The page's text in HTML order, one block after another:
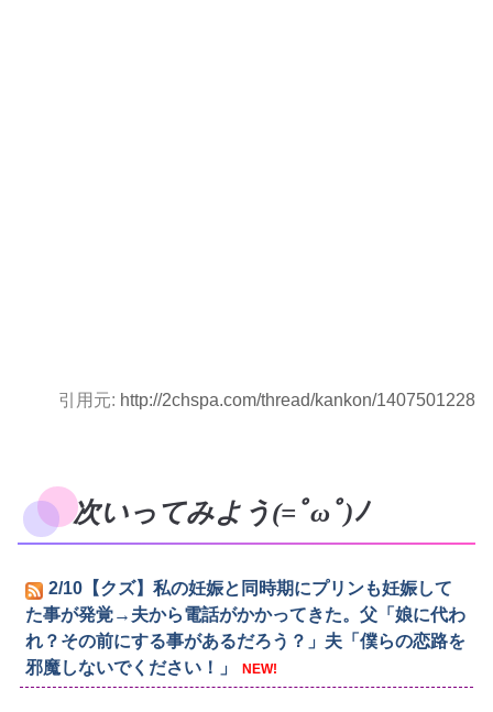
引用元: http://2chspa.com/thread/kankon/1407501228
次いってみよう(=ﾟωﾟ)ﾉ
2/10【クズ】私の妊娠と同時期にプリンも妊娠して
た事が発覚→夫から電話がかかってきた。父「娘に代わ
れ？その前にする事があるだろう？」夫「僕らの恋路を
邪魔しないでください！」
NEW!